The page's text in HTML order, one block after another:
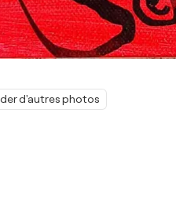
d'autres photos